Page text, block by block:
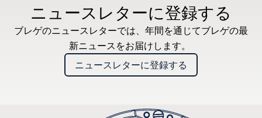
ニュースレターに登録する
ブレゲのニュースレターでは、年間を通じてブレゲの最
新ニュースをお届けします。
ニュースレターに登録する